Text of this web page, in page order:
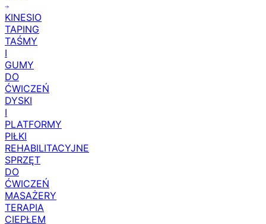
KINESIO
TAPING
TAŚMY
I
GUMY
DO
ĆWICZEŃ
DYSKI
I
PLATFORMY
PIŁKI
REHABILITACYJNE
SPRZĘT
DO
ĆWICZEŃ
MASAŻERY
TERAPIA
CIEPŁEM